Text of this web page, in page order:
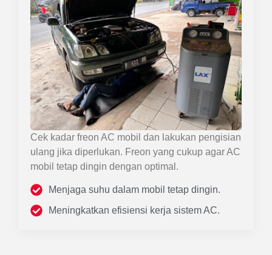
Cek kadar freon AC mobil dan lakukan pengisian
ulang jika diperlukan. Freon yang cukup agar AC
mobil tetap dingin dengan optimal.
Menjaga suhu dalam mobil tetap dingin.
Meningkatkan efisiensi kerja sistem AC.